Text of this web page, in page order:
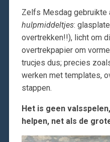
Zelfs Mesdag gebruikte
hulpmiddeltjes:
overtrekken!!), licht om
overtrekpapier om
trucjes dus; precies
werken met templates,
stappen.
Het is geen
helpen, net als de